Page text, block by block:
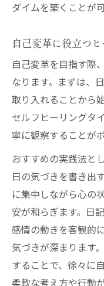
ダイムを築くことが
自己変革に役立つ
自己変革を目指す際
なります。まずは、
取り入れることから
セルフヒーリングタ
寧に観察することが
おすすめの実践法と
日の気づきを書き出
に集中しながら心の
安が和らぎます。日
感情の動きを客観的
気づきが深まります
することで、徐々に